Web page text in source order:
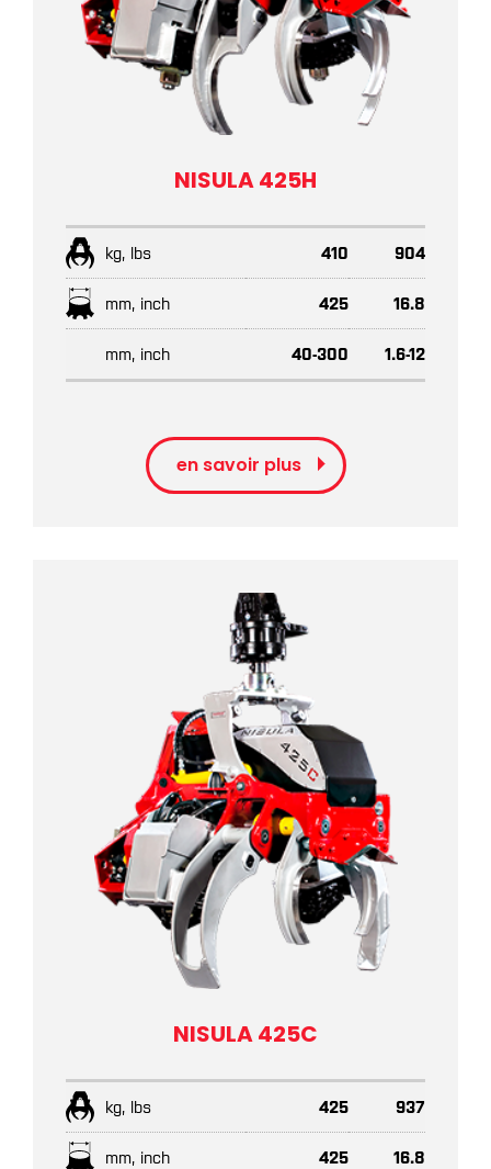
NISULA 425H
kg, lbs 410 904
mm, inch 425 16.8
mm, inch 40-300 1.6-12
en savoir plus
NISULA 425C
kg, lbs 425 937
mm, inch 425 16.8